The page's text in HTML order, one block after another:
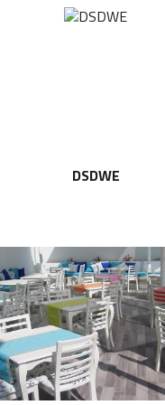
DSDWE